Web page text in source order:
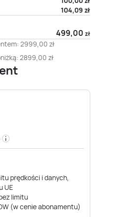
104,09 zł
499,00 zł
2999,00 zł
2899,00 zł
prędkości i danych,
UE
limitu
(w cenie abonamentu)